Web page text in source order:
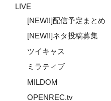
LIVE
[NEW!!]配信予定まとめ
[NEW!!]ネタ投稿募集
ツイキャス
ミラティブ
MILDOM
OPENREC.tv